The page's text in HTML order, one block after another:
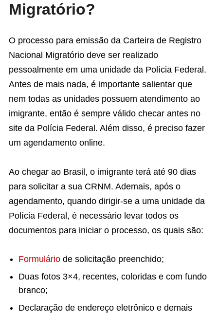
Migratório?
O processo para emissão da Carteira de Registro
Nacional Migratório deve ser realizado
pessoalmente em uma unidade da Polícia Federal.
Antes de mais nada, é importante salientar que
nem todas as unidades possuem atendimento ao
imigrante, então é sempre válido checar antes no
site da Polícia Federal. Além disso, é preciso fazer
um agendamento online.
Ao chegar ao Brasil, o imigrante terá até 90 dias
para solicitar a sua CRNM. Ademais, após o
agendamento, quando dirigir-se a uma unidade da
Polícia Federal, é necessário levar todos os
documentos para iniciar o processo, os quais são:
Formulário de solicitação preenchido;
Duas fotos 3×4, recentes, coloridas e com fundo
branco;
Declaração de endereço eletrônico e demais